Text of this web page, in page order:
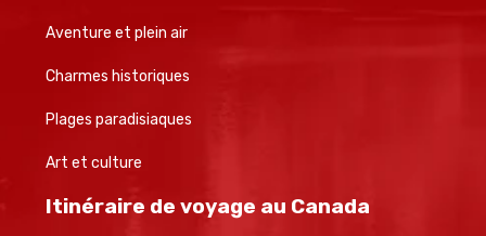
Aventure et plein air
Charmes historiques
Plages paradisiaques
Art et culture
Itinéraire de voyage au Canada